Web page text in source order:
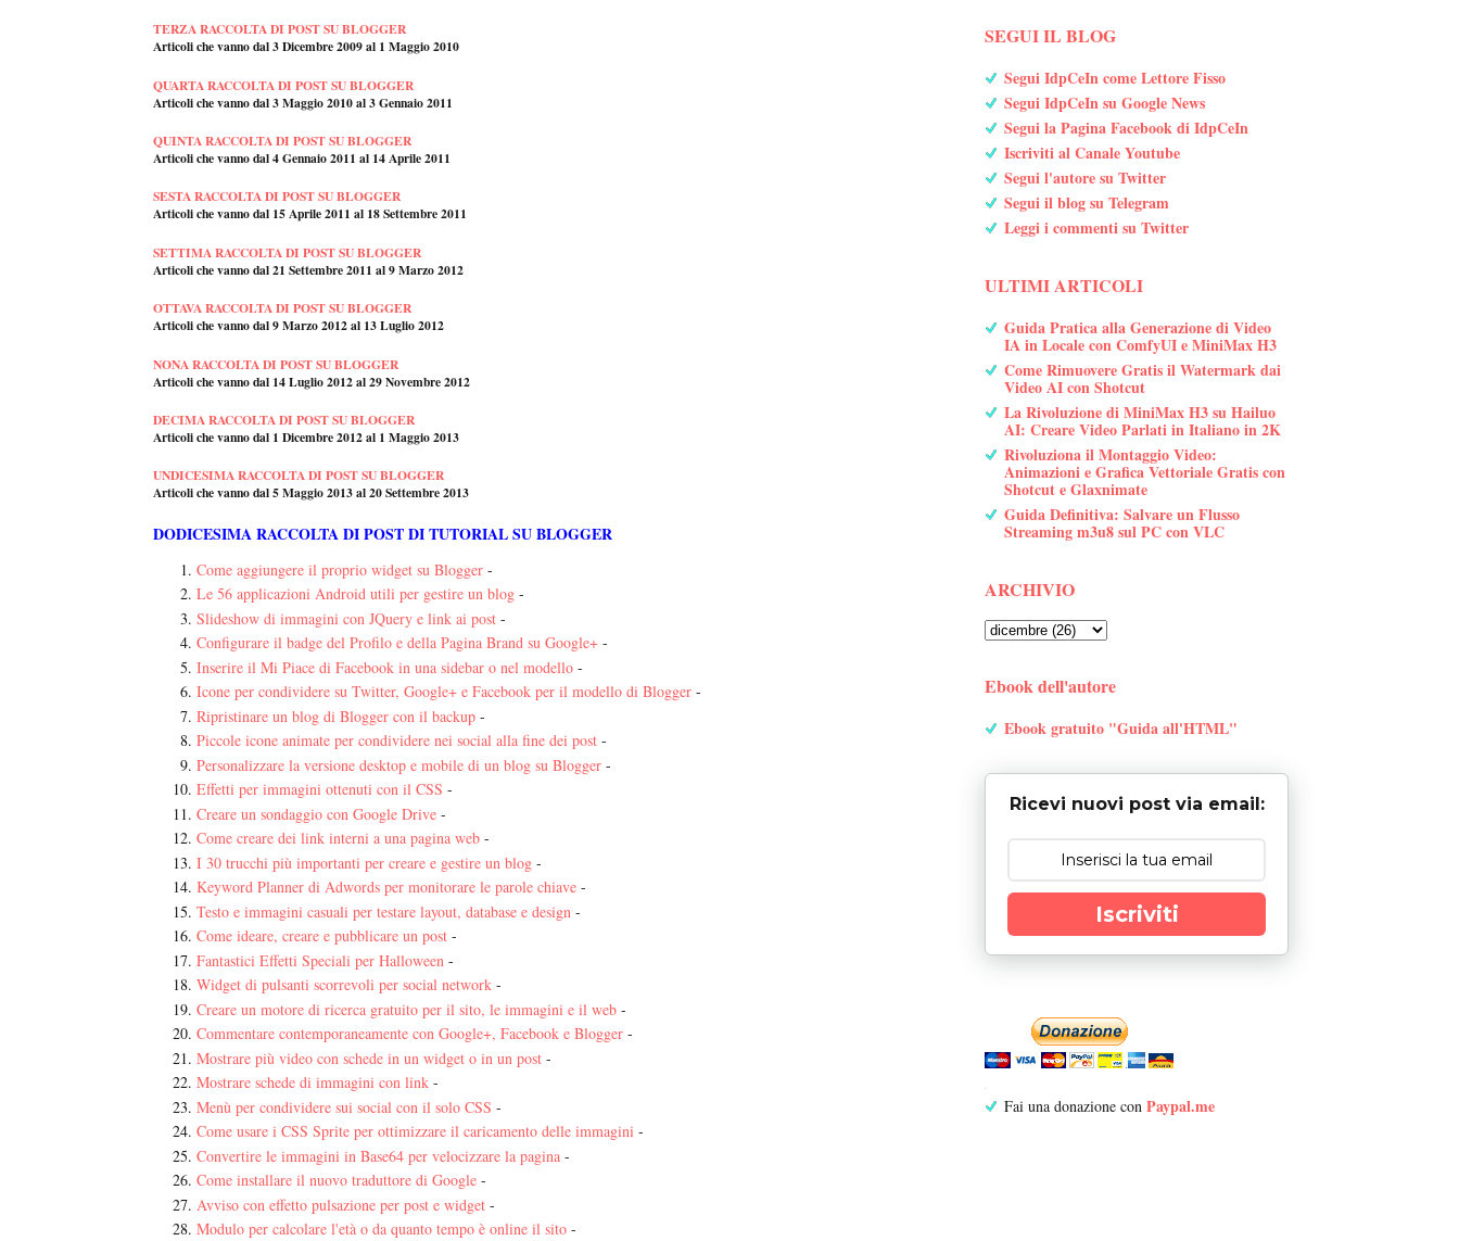
TERZA RACCOLTA DI POST SU BLOGGER
Articoli che vanno dal 3 Dicembre 2009 al 1 Maggio 2010
QUARTA RACCOLTA DI POST SU BLOGGER
Articoli che vanno dal 3 Maggio 2010 al 3 Gennaio 2011
QUINTA RACCOLTA DI POST SU BLOGGER
Articoli che vanno dal 4 Gennaio 2011 al 14 Aprile 2011
SESTA RACCOLTA DI POST SU BLOGGER
Articoli che vanno dal 15 Aprile 2011 al 18 Settembre 2011
SETTIMA RACCOLTA DI POST SU BLOGGER
Articoli che vanno dal 21 Settembre 2011 al 9 Marzo 2012
OTTAVA RACCOLTA DI POST SU BLOGGER
Articoli che vanno dal 9 Marzo 2012 al 13 Luglio 2012
NONA RACCOLTA DI POST SU BLOGGER
Articoli che vanno dal 14 Luglio 2012 al 29 Novembre 2012
DECIMA RACCOLTA DI POST SU BLOGGER
Articoli che vanno dal 1 Dicembre 2012 al 1 Maggio 2013
UNDICESIMA RACCOLTA DI POST SU BLOGGER
Articoli che vanno dal 5 Maggio 2013 al 20 Settembre 2013
DODICESIMA RACCOLTA DI POST DI TUTORIAL SU BLOGGER
Come aggiungere il proprio widget su Blogger -
Le 56 applicazioni Android utili per gestire un blog -
Slideshow di immagini con JQuery e link ai post -
Configurare il badge del Profilo e della Pagina Brand su Google+ -
Inserire il Mi Piace di Facebook in una sidebar o nel modello -
Icone per condividere su Twitter, Google+ e Facebook per il modello di Blogger -
Ripristinare un blog di Blogger con il backup -
Piccole icone animate per condividere nei social alla fine dei post -
Personalizzare la versione desktop e mobile di un blog su Blogger -
Effetti per immagini ottenuti con il CSS -
Creare un sondaggio con Google Drive -
Come creare dei link interni a una pagina web -
I 30 trucchi più importanti per creare e gestire un blog -
Keyword Planner di Adwords per monitorare le parole chiave -
Testo e immagini casuali per testare layout, database e design -
Come ideare, creare e pubblicare un post -
Fantastici Effetti Speciali per Halloween -
Widget di pulsanti scorrevoli per social network -
Creare un motore di ricerca gratuito per il sito, le immagini e il web -
Commentare contemporaneamente con Google+, Facebook e Blogger -
Mostrare più video con schede in un widget o in un post -
Mostrare schede di immagini con link -
Menù per condividere sui social con il solo CSS -
Come usare i CSS Sprite per ottimizzare il caricamento delle immagini -
Convertire le immagini in Base64 per velocizzare la pagina -
Come installare il nuovo traduttore di Google -
Avviso con effetto pulsazione per post e widget -
Modulo per calcolare l'età o da quanto tempo è online il sito -
SEGUI IL BLOG
Segui IdpCeIn come Lettore Fisso
Segui IdpCeIn su Google News
Segui la Pagina Facebook di IdpCeIn
Iscriviti al Canale Youtube
Segui l'autore su Twitter
Segui il blog su Telegram
Leggi i commenti su Twitter
ULTIMI ARTICOLI
Guida Pratica alla Generazione di Video
IA in Locale con ComfyUI e MiniMax H3
Come Rimuovere Gratis il Watermark dai
Video AI con Shotcut
La Rivoluzione di MiniMax H3 su Hailuo
AI: Creare Video Parlati in Italiano in 2K
Rivoluziona il Montaggio Video:
Animazioni e Grafica Vettoriale Gratis con
Shotcut e Glaxnimate
Guida Definitiva: Salvare un Flusso
Streaming m3u8 sul PC con VLC
ARCHIVIO
Ebook dell'autore
Ebook gratuito "Guida all'HTML"
Ricevi nuovi post via email:
Iscriviti
Fai una donazione con Paypal.me